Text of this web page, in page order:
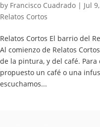
by Francisco Cuadrado | Jul
Relatos Cortos
Relatos Cortos El barrio del
Al comienzo de Relatos
de la pintura, y del café.
propuesto un café o una
escuchamos...